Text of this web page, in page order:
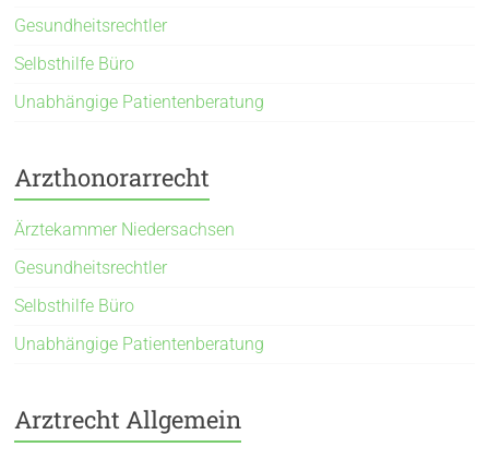
Gesundheitsrechtler
Selbsthilfe Büro
Unabhängige Patientenberatung
Arzthonorarrecht
Ärztekammer Niedersachsen
Gesundheitsrechtler
Selbsthilfe Büro
Unabhängige Patientenberatung
Arztrecht Allgemein